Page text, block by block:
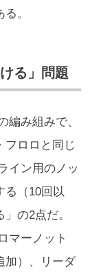
。
る」問題
編み組みで、
フロロと同じ
イン用のノッ
る（10回以
の2点だ。
マーノット
加）、リーダ